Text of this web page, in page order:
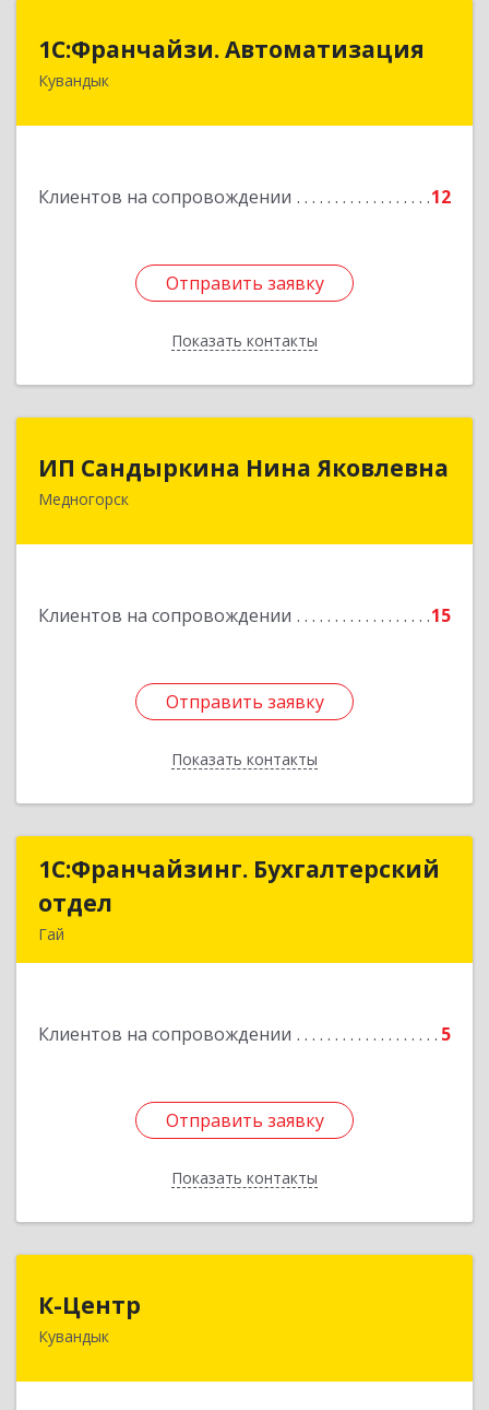
1С:Франчайзи. Автоматизация
Кувандык
Клиентов на сопровождении 12
Отправить заявку
Показать контакты
1С:Франчайзи. Автоматизация
462220, Оренбургская обл, Кувандыкский р-н,
Отправить заявку
Назад
ИП Сандыркина Нина Яковлевна
Медногорск
Клиентов на сопровождении 15
Отправить заявку
Показать контакты
462270, Оренбургская обл, Медногорск г,
Отправить заявку
Назад
1С:Франчайзинг. Бухгалтерский
отдел
Гай
Клиентов на сопровождении 5
Отправить заявку
Показать контакты
1С:Франчайзинг. Бухгалтерский
Подробнее
Отправить заявку
Назад
К-Центр
Кувандык
462243, Оренбургская обл, Кувандыкский р-н,